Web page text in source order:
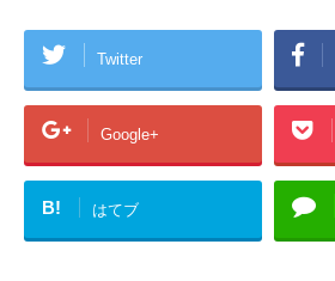
Twitter
Google+
B! はてブ